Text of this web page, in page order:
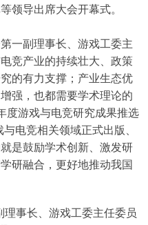
领导出席大会开幕式。
一副理事长、游戏工委主
竞产业的持续壮大、政策
的有力支撑；产业生态优
强，也都需要学术理论的
度游戏与电竞研究成果推选
电竞相关领域正式出版、
是鼓励学术创新、激发研
研融合，更好地推动我国
事长、游戏工委主任委员